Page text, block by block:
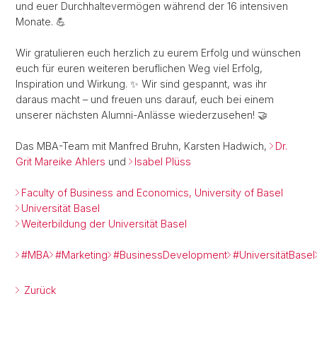
und euer Durchhaltevermögen während der 16 intensiven
Monate. 💪
Wir gratulieren euch herzlich zu eurem Erfolg und wünschen
euch für euren weiteren beruflichen Weg viel Erfolg,
Inspiration und Wirkung. ✨ Wir sind gespannt, was ihr
daraus macht – und freuen uns darauf, euch bei einem
unserer nächsten Alumni-Anlässe wiederzusehen! 🤝
Das MBA-Team mit Manfred Bruhn, Karsten Hadwich,
Dr.
Grit Mareike Ahlers und Isabel Plüss
Faculty of Business and Economics, University of Basel
Universität Basel
Weiterbildung der Universität Basel
#MBA #Marketing #BusinessDevelopment #UniversitätBasel
Zurück